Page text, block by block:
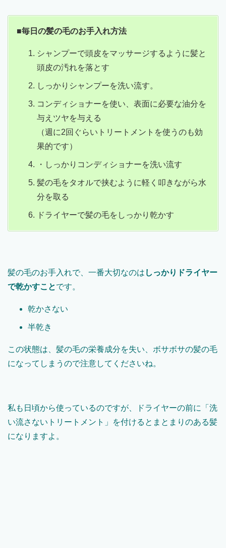
■毎日の髪の毛のお手入れ方法
シャンプーで頭皮をマッサージするように髪と
頭皮の汚れを落とす
しっかりシャンプーを洗い流す。
コンディショナーを使い、表面に必要な油分を
与えツヤを与える
（週に2回ぐらいトリートメントを使うのも効
果的です）
・しっかりコンディショナーを洗い流す
髪の毛をタオルで挟むように軽く叩きながら水
分を取る
ドライヤーで髪の毛をしっかり乾かす
髪の毛のお手入れで、一番大切なのは しっかりドライヤー
で乾かすことです。
乾かさない
半乾き
この状態は、髪の毛の栄養成分を失い、ボサボサの髪の毛
になってしまうので注意してくださいね。
私も日頃から使っているのですが、ドライヤーの前に「洗
い流さないトリートメント」を付けるとまとまりのある髪
になりますよ。